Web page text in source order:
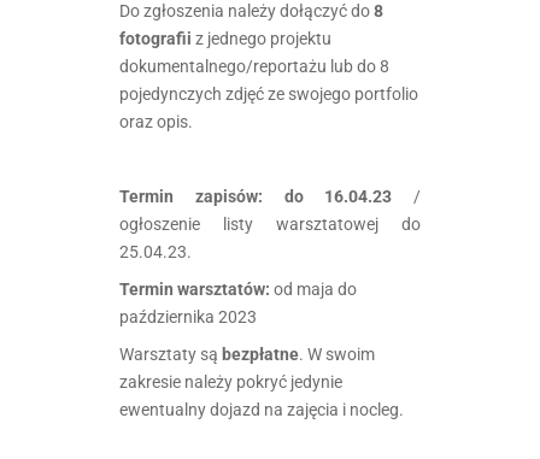
Do zgłoszenia należy dołączyć do8
fotografii z jednego projektu
dokumentalnego/reportażu lub do 8
pojedynczych zdjęć ze swojego portfolio
oraz opis.
Termin zapisów: do 16.04.23 /
ogłoszenie listy warsztatowej do
25.04.23.
Termin warsztatów: od maja do
października 2023
Warsztaty są bezpłatne. W swoim
zakresie należy pokryć jedynie
ewentualny dojazd na zajęcia i nocleg.